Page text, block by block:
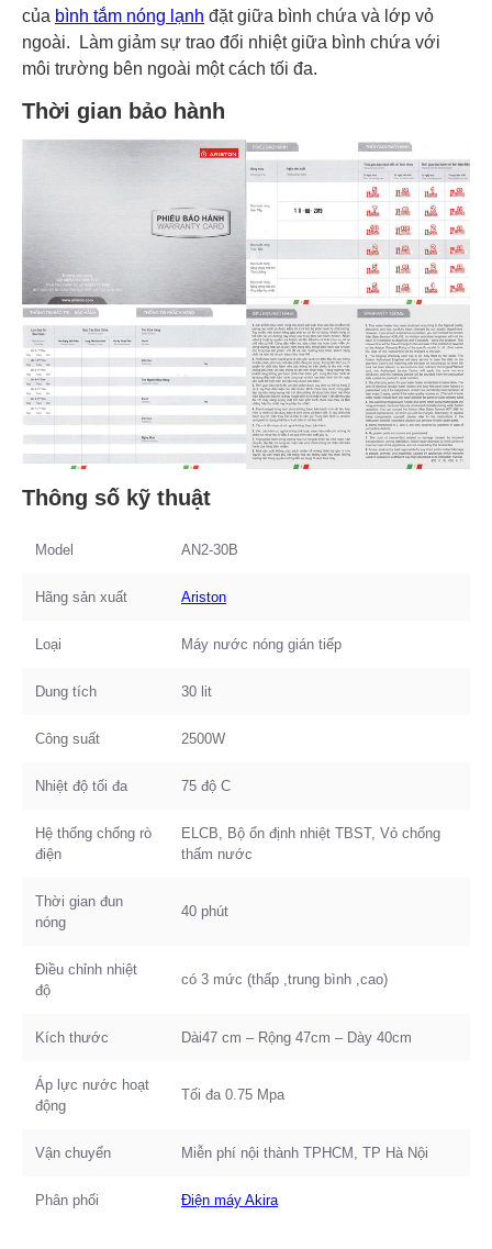
của bình tắm nóng lạnh đặt giữa bình chứa và lớp vỏ
ngoài. Làm giảm sự trao đổi nhiệt giữa bình chứa với
môi trường bên ngoài một cách tối đa.
Thời gian bảo hành
Thông số kỹ thuật
Model AN2-30B
Hãng sản xuất Ariston
Loại Máy nước nóng gián tiếp
Dung tích 30 lit
Công suất 2500W
Nhiệt độ tối đa 75 độ C
Hệ thống chống rò
điện
ELCB, Bộ ổn định nhiệt TBST, Vỏ chống
thấm nước
Thời gian đun
nóng
40 phút
Điều chỉnh nhiệt
độ
có 3 mức (thấp ,trung bình ,cao)
Kích thước Dài47 cm – Rộng 47cm – Dày 40cm
Áp lực nước hoạt
động
Tối đa 0.75 Mpa
Vận chuyển Miễn phí nội thành TPHCM, TP Hà Nội
Phân phối Điện máy Akira